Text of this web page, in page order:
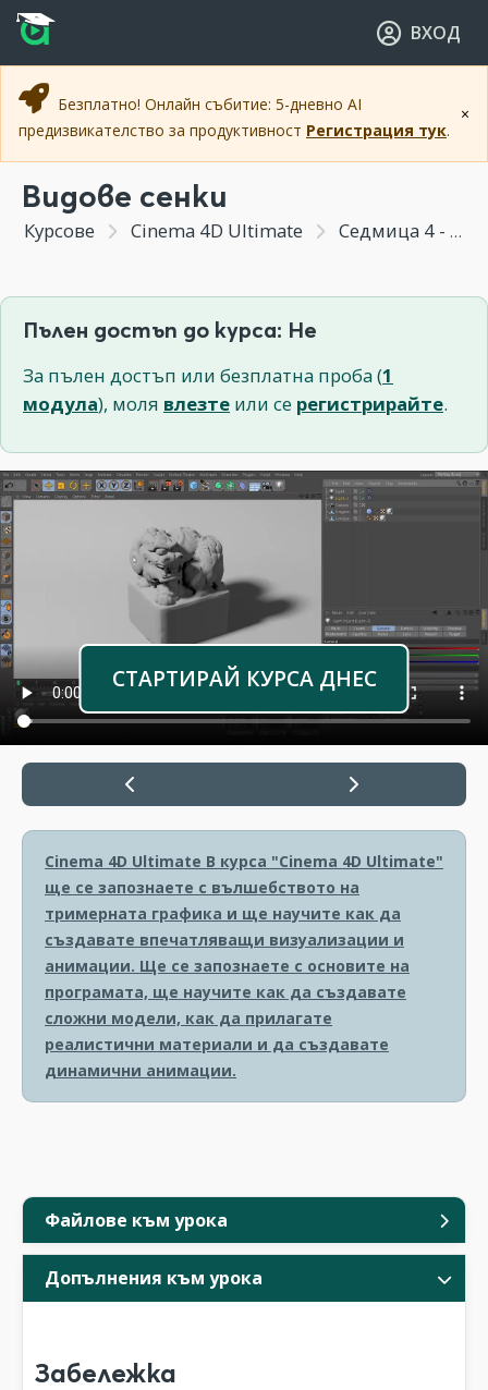
Прескочи към основното съдържание
Прескочи към навигацията
ВХОД
×
Безплатно! Онлайн събитие: 5-дневно AI
предизвикателство за продуктивност Регистрация тук.
Файлове към урока
Допълнения към урока
Забележка
Видове сенки
Курсове Cinema 4D Ultimate Седмица 4 - Реалистични изображения - Светлина и Render engine
Пълен достъп до курса: Не
За пълен достъп или безплатна проба (1
модула), моля влезте или се регистрирайте.
СТАРТИРАЙ КУРСА ДНЕС
Cinema 4D Ultimate В курса "Cinema 4D Ultimate"
ще се запознаете с вълшебството на
тримерната графика и ще научите как да
създавате впечатляващи визуализации и
анимации. Ще се запознаете с основите на
програмата, ще научите как да създавате
сложни модели, как да прилагате
реалистични материали и да създавате
динамични анимации.